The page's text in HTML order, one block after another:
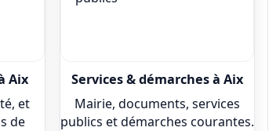
Aix
et
de
Services & démarches à Aix
Mairie, documents, services
publics et démarches courantes.